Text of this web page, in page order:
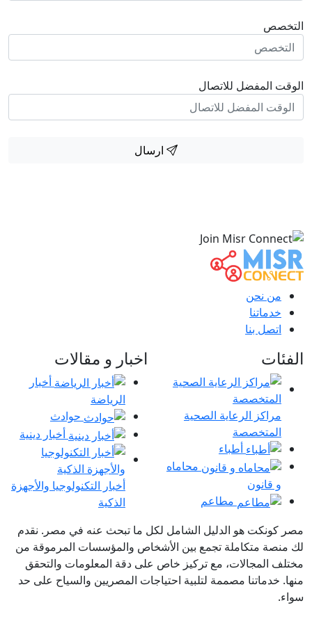
التخصص
الوقت المفضل للاتصال
ارسال
من نحن
خدماتنا
اتصل بنا
الفئات
مراكز الرعاية الصحية
المتخصصة
أطباء
محاماه
و قانون
مطاعم
اخبار و مقالات
أخبار
الرياضة
حوادث
أخبار دينية
أخبار التكنولوجيا والأجهزة
الذكية
مصر كونكت هو الدليل الشامل لكل ما تبحث عنه في مصر. نقدم
لك منصة متكاملة تجمع بين الأشخاص والمؤسسات المرموقة من
مختلف المجالات، مع تركيز خاص على دقة المعلومات والتحقق
منها. خدماتنا مصممة لتلبية احتياجات المصريين والسياح على حد
سواء.